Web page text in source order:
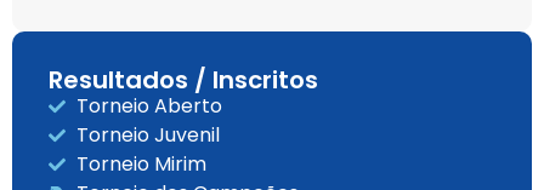
Resultados / Inscritos
Torneio Aberto
Torneio Juvenil
Torneio Mirim